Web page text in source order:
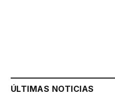
ÚLTIMAS NOTICIAS